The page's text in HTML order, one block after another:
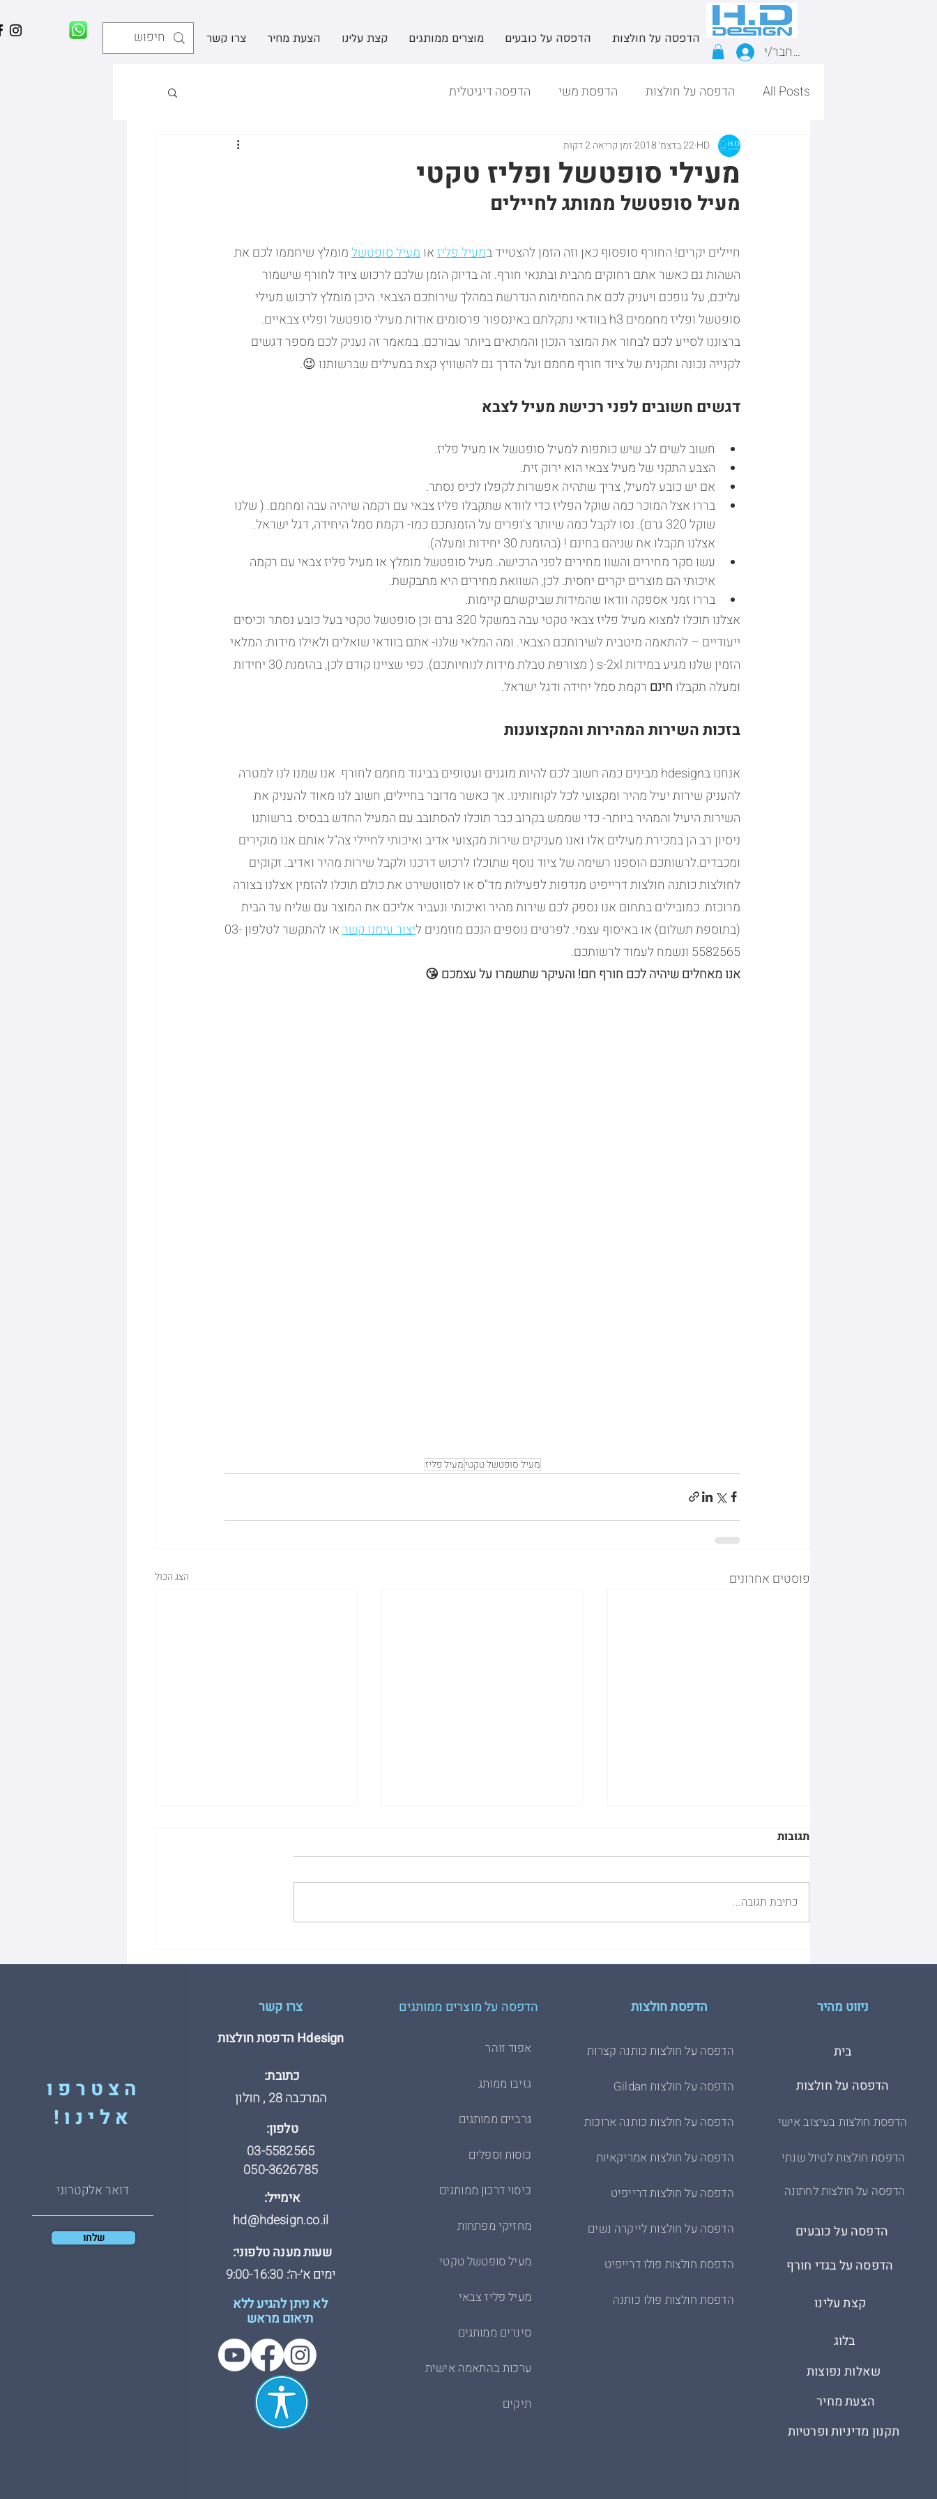
הדפסה על חולצות הדפסה על כובעים מוצרים ממותגים קצת עלינו הצעת מחיר צרו קשר
התחבר/י
All Posts הדפסה על חולצות הדפסת משי הדפסה דיגיטלית
מעילי סופטשל ופליז טקטי
HD 22 בדצמ׳ 2018 זמן קריאה 2 דקות
מעיל סופטשל ממותג לחיילים
חיילים יקרים! החורף סופסוף כאן וזה הזמן להצטייד במעיל פליז או מעיל סופטשל מומלץ שיחממו לכם את
השהות גם כאשר אתם רחוקים מהבית ובתנאי חורף. זה בדיוק הזמן שלכם לרכוש ציוד לחורף שישמור
עליכם, על גופכם ויעניק לכם את החמימות הנדרשת במהלך שירותכם הצבאי. היכן מומלץ לרכוש מעילי
סופטשל ופליז מחממים h3 בוודאי נתקלתם באינספור פרסומים אודות מעילי סופטשל ופליז צבאיים.
ברצוננו לסייע לכם לבחור את המוצר הנכון והמתאים ביותר עבורכם. במאמר זה נעניק לכם מספר דגשים
לקנייה נכונה ותקנית של ציוד חורף מחמם ועל הדרך גם להשוויץ קצת במעילים שברשותנו 😉.
דגשים חשובים לפני רכישת מעיל לצבא
חשוב לשים לב שיש כותפות למעיל סופטשל או מעיל פליז.
הצבע התקני של מעיל צבאי הוא ירוק זית.
אם יש כובע למעיל, צריך שתהיה אפשרות לקפלו לכיס נסתר.
בררו אצל המוכר כמה שוקל הפליז כדי לוודא שתקבלו פליז צבאי עם רקמה שיהיה עבה ומחמם. ( שלנו
שוקל 320 גרם). נסו לקבל כמה שיותר צ'ופרים על הזמנתכם כמו- רקמת סמל היחידה, דגל ישראל.
אצלנו תקבלו את שניהם בחינם ! (בהזמנת 30 יחידות ומעלה).
עשו סקר מחירים והשוו מחירים לפני הרכישה. מעיל סופטשל מומלץ או מעיל פליז צבאי עם רקמה
איכותי הם מוצרים יקרים יחסית. לכן, השוואת מחירים היא מתבקשת.
בררו זמני אספקה וודאו שהמידות שביקשתם קיימות.
אצלנו תוכלו למצוא מעיל פליז צבאי טקטי עבה במשקל 320 גרם וכן סופטשל טקטי בעל כובע נסתר וכיסים
ייעודיים – להתאמה מיטבית לשירותכם הצבאי. ומה המלאי שלנו- אתם בוודאי שואלים ולאילו מידות: המלאי
הזמין שלנו מגיע במידות s-2xl ( מצורפת טבלת מידות לנוחיותכם). כפי שציינו קודם לכן, בהזמנת 30 יחידות
ומעלה תקבלו חינם רקמת סמל יחידה ודגל ישראל.
בזכות השירות המהירות והמקצוענות
אנחנו בhdesign מבינים כמה חשוב לכם להיות מוגנים ועטופים בביגוד מחמם לחורף. אנו שמנו לנו למטרה
להעניק שירות יעיל מהיר ומקצועי לכל לקוחותינו. אך כאשר מדובר בחיילים, חשוב לנו מאוד להעניק את
השירות היעיל והמהיר ביותר- כדי שממש בקרוב כבר תוכלו להסתובב עם המעיל החדש בבסיס. ברשותנו
ניסיון רב הן במכירת מעילים אלו ואנו מעניקים שירות מקצועי אדיב ואיכותי לחיילי צה"ל אותם אנו מוקירים
ומכבדים.לרשותכם הוספנו רשימה של ציוד נוסף שתוכלו לרכוש דרכנו ולקבל שירות מהיר ואדיב. זקוקים
לחולצות כותנה חולצות דרייפיט מנדפות לפעילות מד"ס או לסווטשירט את כולם תוכלו להזמין אצלנו בצורה
מרוכזת. כמובילים בתחום אנו נספק לכם שירות מהיר ואיכותי ונעביר אליכם את המוצר עם שליח עד הבית
(בתוספת תשלום) או באיסוף עצמי. לפרטים נוספים הנכם מוזמנים ליצור עימנו קשר
או להתקשר לטלפון 03-
5582565 ונשמח לעמוד לרשותכם.
אנו מאחלים שיהיה לכם חורף חם! והעיקר שתשמרו על עצמכם 😘
מעיל סופטשל טקטימעיל פליז
פוסטים אחרונים הצג הכול
GILDAN VS. HDESIGN
השיטה המלא
שמזמינים הדפסה על חולצות
תגובות
כתיבת תגובה...
הצטרפו
אלינו!
שלחו
צרו קשר
Hdesign הדפסת חולצות
כתובת:
המרכבה 28 , חולון
טלפון:
03-5582565
050-3626785
אימייל:
hd@hdesign.co.il
שעות מענה טלפוני:
ימים א׳-ה׳: 9:00-16:30
לא ניתן להגיע ללא
תיאום מראש
הדפסה על מוצרים ממותגים
אפוד זוהר
גזיבו ממותג
גרביים ממותגים
כוסות וספלים
כיסוי דרכון ממותגים
מחזיקי מפתחות
מעיל סופטשל טקטי
מעיל פליז צבאי
סינרים ממותגים
ערכות בהתאמה אישית
תיקים
הדפסת חולצות
הדפסה על חולצות כותנה קצרות
הדפסה על חולצות Gildan
הדפסה על חולצות כותנה ארוכות
הדפסה על חולצות אמריקאיות
הדפסה על חולצות דרייפיט
הדפסה על חולצות לייקרה נשים
הדפסת חולצות פולו דרייפיט
הדפסת חולצות פולו כותנה
ניווט מהיר
בית
הדפסת חולצות בעיצוב אישי
הדפסה על חולצות
הדפסה על חולצות לחתונה
הדפסת חולצות לטיול שנתי
הדפסה על בגדי חורף
הדפסה על כובעים
קצת עלינו
הצעת מחיר
תקנון מדיניות ופרטיות
שאלות נפוצות
בלוג